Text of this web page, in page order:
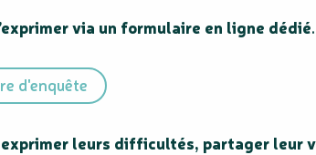
via un formulaire en ligne dédié.
d'enquête
exprimer leurs difficultés, partager leur